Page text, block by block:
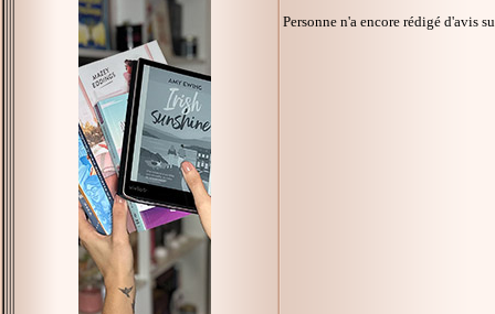
Personne n'a encore rédigé d'avis